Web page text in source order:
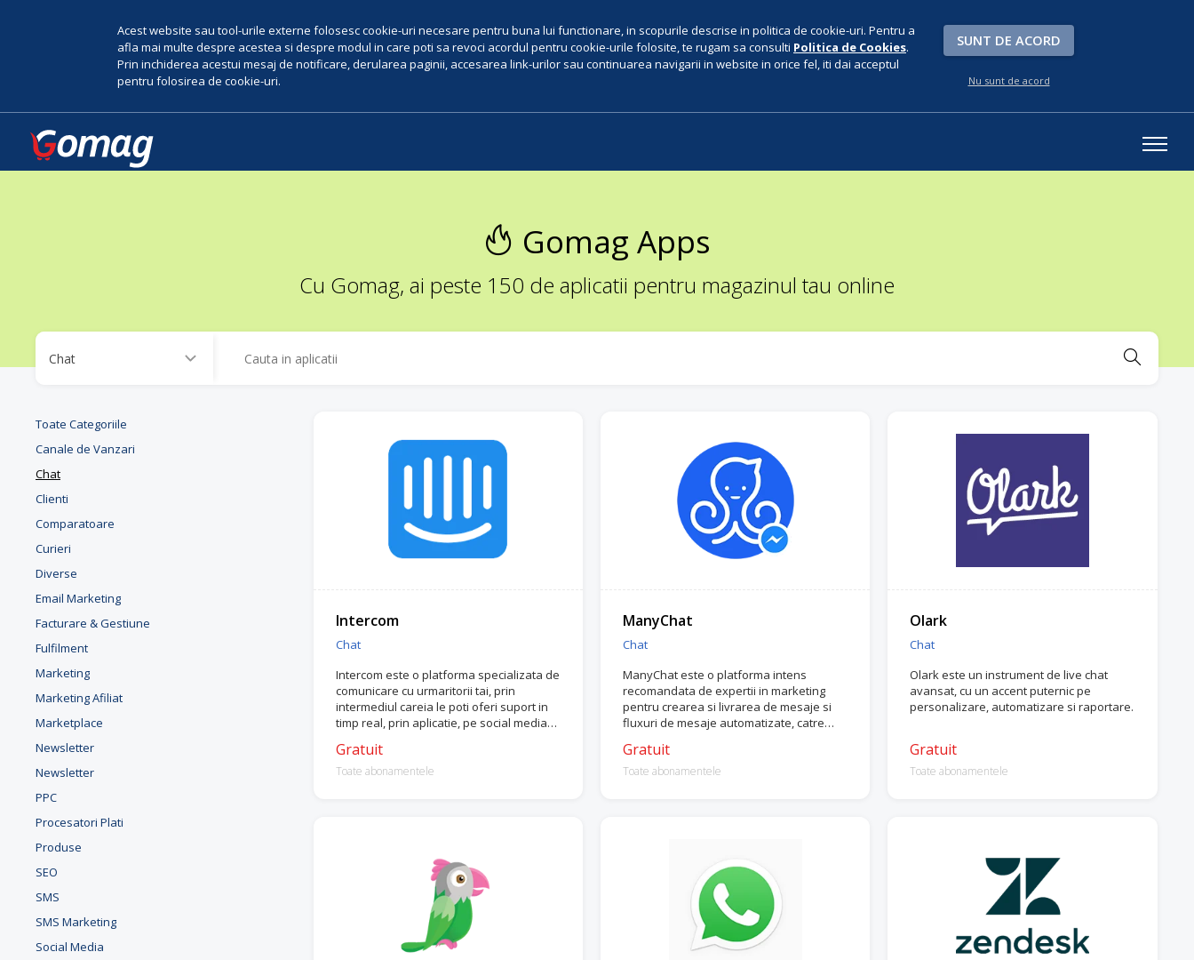
Acest website sau tool-urile externe folosesc cookie-uri necesare pentru buna lui functionare, in scopurile descrise in politica de cookie-uri. Pentru a
afla mai multe despre acestea si despre modul in care poti sa revoci acordul pentru cookie-urile folosite, te rugam sa consulti Politica de Cookies.
Prin inchiderea acestui mesaj de notificare, derularea paginii, accesarea link-urilor sau continuarea navigarii in website in orice fel, iti dai acceptul
pentru folosirea de cookie-uri.
SUNT DE ACORD
Nu sunt de acord
Gomag Apps
Cu Gomag, ai peste 150 de aplicatii pentru magazinul tau online
Toate Categoriile
Canale de Vanzari
Chat
Clienti
Comparatoare
Curieri
Diverse
Email Marketing
Facturare & Gestiune
Fulfilment
Marketing
Marketing Afiliat
Marketplace
Newsletter
Newsletter
PPC
Procesatori Plati
Produse
SEO
SMS
SMS Marketing
Social Media
Intercom
Chat
Intercom este o platforma specializata de
comunicare cu urmaritorii tai, prin
intermediul careia le poti oferi suport in
timp real, prin aplicatie, pe social media
Gratuit
Toate abonamentele
ManyChat
Chat
ManyChat este o platforma intens
recomandata de expertii in marketing
pentru crearea si livrarea de mesaje si
fluxuri de mesaje automatizate, catre
Gratuit
Toate abonamentele
Olark
Chat
Olark este un instrument de live chat
avansat, cu un accent puternic pe
personalizare, automatizare si raportare.
Gratuit
Toate abonamentele